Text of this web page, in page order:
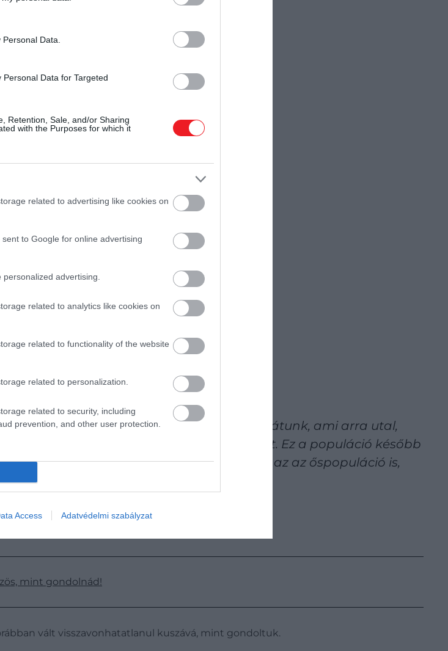
Data.
Data for Targeted
Retention, Sale, and/or Sharing
with the Purposes for which it
related to advertising like cookies on
to Google for online advertising
advertising.
related to analytics like cookies on
related to functionality of the website
related to personalization.
related to security, including
prevention, and other user protection.
Access Adatvédelmi szabályzat
az egyiknél súlyos szűk keresztmetszetet látunk, ami arra utal,
egymillió éven keresztül növekedett. Ez a populáció később
80 százalékát adta, és úgy tűnik, ez volt az az őspopuláció is,
elváltak
mint gondolnád!
vált visszavonhatatlanul kuszává, mint gondoltuk.